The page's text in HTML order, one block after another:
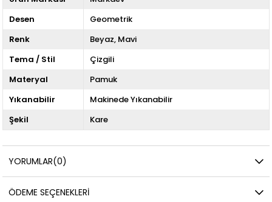
Desen
Geometrik
Renk
Beyaz Mavi
Tema / Stil
Çizgili
Materyal
Pamuk
Yıkanabilir
Makinede Yıkanabilir
Şekil
Kare
YORUMLAR(0)
ÖDEME SEÇENEKLERI